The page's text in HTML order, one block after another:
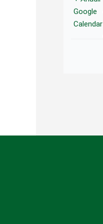
Google
Calendar